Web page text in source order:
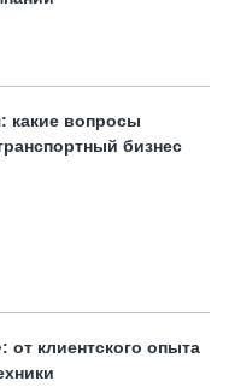
какие вопросы
бизнес
от клиентского опыта